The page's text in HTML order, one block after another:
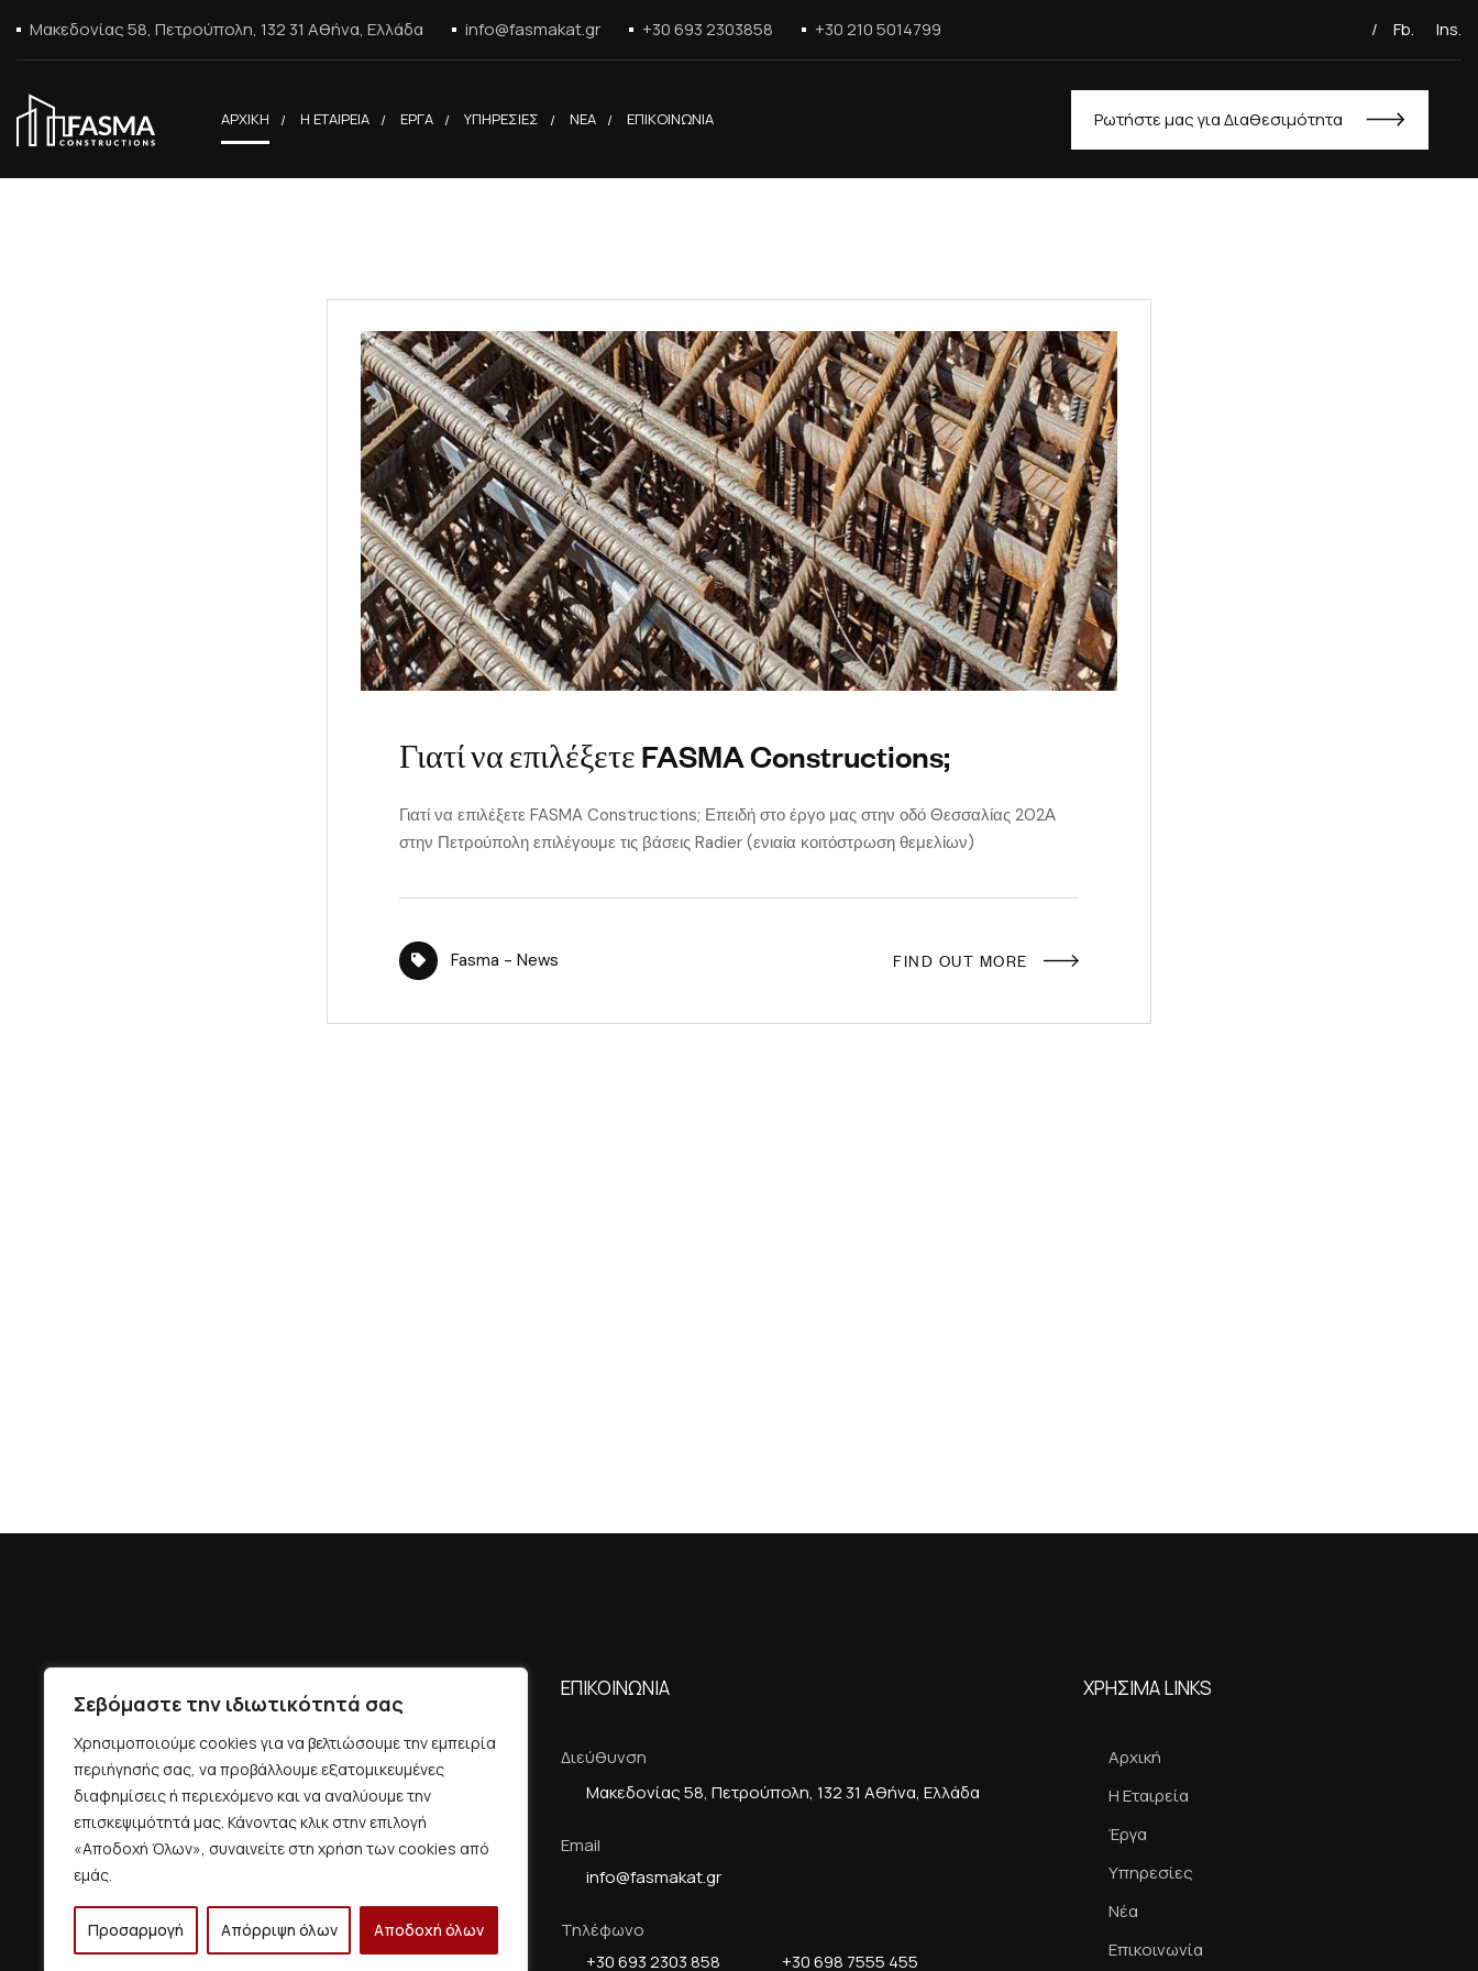
Σεβόμαστε την ιδιωτικότητά σας
Χρησιμοποιούμε cookies για να βελτιώσουμε την εμπειρία
περιήγησής σας, να προβάλλουμε εξατομικευμένες
διαφημίσεις ή περιεχόμενο και να αναλύουμε την
επισκεψιμότητά μας. Κάνοντας κλικ στην επιλογή
«Αποδοχή Όλων», συναινείτε στη χρήση των cookies από
εμάς.
Προσαρμογή Απόρριψη όλων Αποδοχή όλων
Μακεδονίας 58, Πετρούπολη, 132 31 Αθήνα, Ελλάδα info@fasmakat.gr +30 693 2303858 +30 210 5014799 / Fb. Ins.
ΑΡΧΙΚΗ Η ΕΤΑΙΡΕΙΑ ΕΡΓΑ ΥΠΗΡΕΣΙΕΣ ΝΕΑ ΕΠΙΚΟΙΝΩΝΙΑ Ρωτήστε μας για Διαθεσιμότητα
Γιατί να επιλέξετε FASMA Constructions;
Γιατί να επιλέξετε FASMA Constructions; Επειδή στο έργο μας στην οδό Θεσσαλίας 202Α
στην Πετρούπολη επιλέγουμε τις βάσεις Radier (ενιαία κοιτόστρωση θεμελίων)
Fasma - News FIND OUT MORE
ΕΠΙΚΟΙΝΩΝIΑ
Διεύθυνση
Μακεδονίας 58, Πετρούπολη, 132 31 Αθήνα, Ελλάδα
Email
info@fasmakat.gr
Τηλέφωνο
+30 693 2303 858
+30 698 7555 455
ΧΡΗΣΙΜΑ LINKS
Αρχική
Η Εταιρεία
Έργα
Υπηρεσίες
Νέα
Επικοινωνία